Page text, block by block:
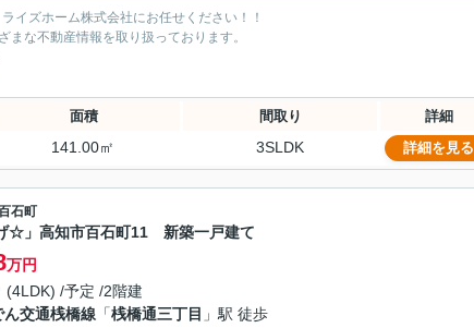
イズホーム株式会社にお任せください！！
な不動産情報を取り扱っております。
面積 間取り 詳細
141.00㎡ 3SLDK 詳細を見る
石町
☆」高知市百石町11 新築一戸建て
万円
(4LDK) /予定 /2階建
ん交通桟橋線 「桟橋通三丁目 」駅 徒歩